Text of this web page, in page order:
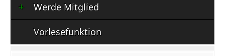
Werde Mitglied
Vorlesefunktion